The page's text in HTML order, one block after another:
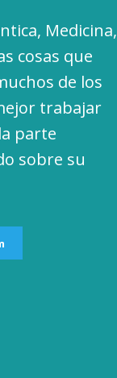
Medicina,
cosas que
de los
trabajar
parte
sobre su